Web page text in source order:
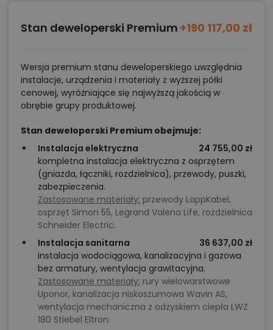
Stan deweloperski Premium +190 117,00 zł
Wersja premium stanu deweloperskiego uwzględnia
instalacje, urządzenia i materiały z wyższej półki
cenowej, wyróżniające się najwyższą jakością w
obrębie grupy produktowej.
Stan deweloperski Premium obejmuje:
Instalacja elektryczna
24 755,00 zł
kompletna instalacja elektryczna z osprzętem
(gniazda, łączniki, rozdzielnica), przewody, puszki,
zabezpieczenia.
Zastosowane materiały: przewody LappKabel,
osprzęt Simon 55, Legrand Valena Life, rozdzielnica
Schneider Electric.
Instalacja sanitarna
36 637,00 zł
instalacja wodociągowa, kanalizacyjna i gazowa
bez armatury, wentylacja grawitacyjna.
Zastosowane materiały: rury wielowarstwowe
Uponor, kanalizacja niskoszumowa Wavin AS,
wentylacja mechaniczna z odzyskiem ciepła LWZ
180 Stiebel Eltron.